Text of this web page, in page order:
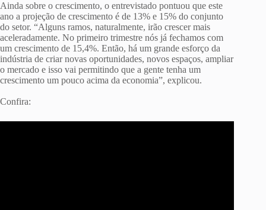
Ainda sobre o crescimento, o entrevistado pontuou que este
ano a projeção de crescimento é de 13% e 15% do conjunto
do setor. “Alguns ramos, naturalmente, irão crescer mais
aceleradamente. No primeiro trimestre nós já fechamos com
um crescimento de 15,4%. Então, há um grande esforço da
indústria de criar novas oportunidades, novos espaços, ampliar
o mercado e isso vai permitindo que a gente tenha um
crescimento um pouco acima da economia”, explicou.
Confira: